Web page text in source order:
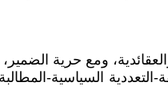
التعددية السياسية-